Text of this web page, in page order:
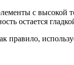
с
остается
правило,